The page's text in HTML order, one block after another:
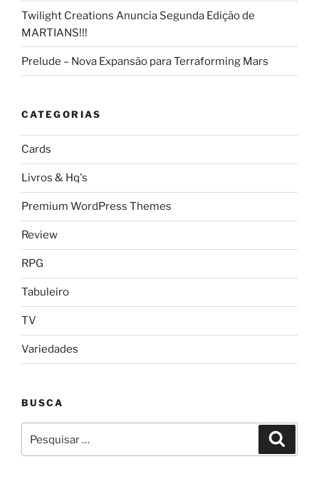
Twilight Creations Anuncia Segunda Edição de
MARTIANS!!!
Prelude – Nova Expansão para Terraforming Mars
CATEGORIAS
Cards
Livros & Hq's
Premium WordPress Themes
Review
RPG
Tabuleiro
TV
Variedades
BUSCA
por: